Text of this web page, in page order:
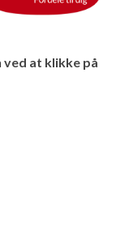
at klikke på